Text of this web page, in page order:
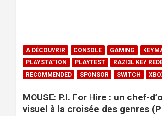
A DÉCOUVRIR CONSOLE GAMING
PLAYSTATION
PLAYTEST
RAZI3L KEY
RECOMMENDED
SPONSOR SWITCH
MOUSE: P.I. For Hire : un chef-
visuel à la croisée des genres